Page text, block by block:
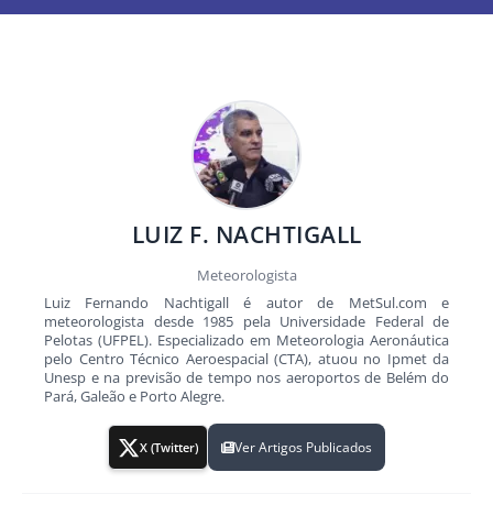
LUIZ F. NACHTIGALL
Meteorologista
Luiz Fernando Nachtigall é autor de MetSul.com e
meteorologista desde 1985 pela Universidade Federal de
Pelotas (UFPEL). Especializado em Meteorologia Aeronáutica
pelo Centro Técnico Aeroespacial (CTA), atuou no Ipmet da
Unesp e na previsão de tempo nos aeroportos de Belém do
Pará, Galeão e Porto Alegre.
X (Twitter) Ver Artigos Publicados